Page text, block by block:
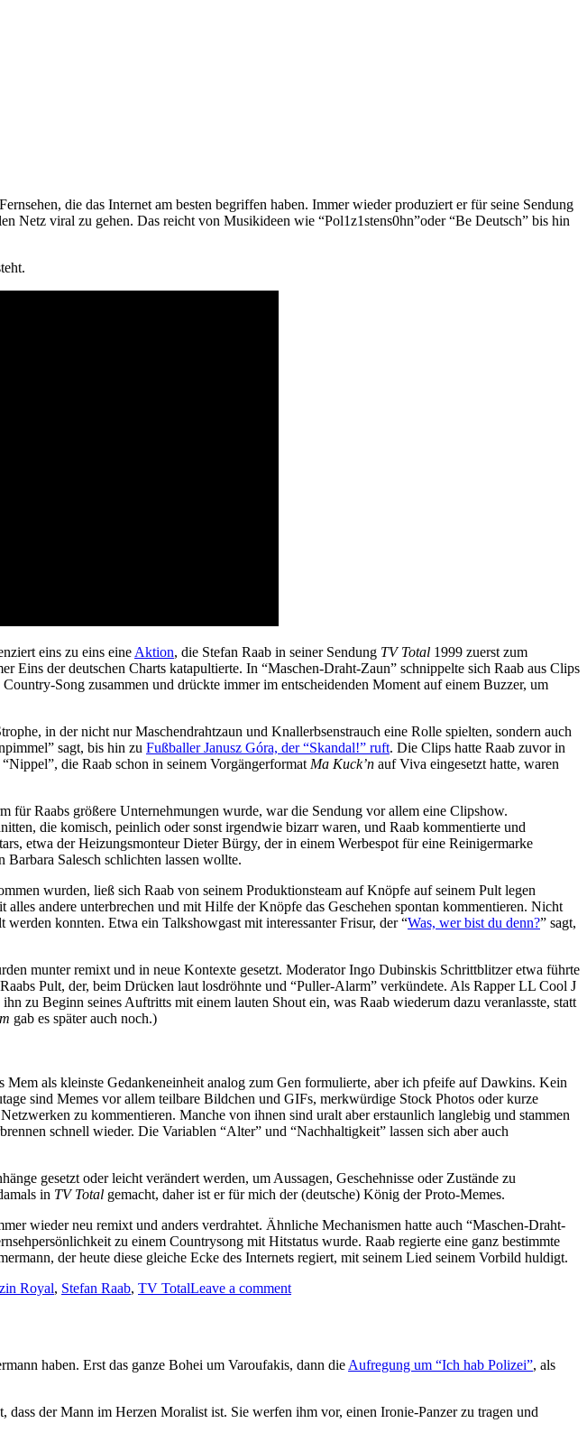
die das Internet am besten begriffen haben. Immer wieder produziert er für seine Sendung
Netz viral zu gehen. Das reicht von Musikideen wie “Pol1z1stens0hn”oder “Be Deutsch” bis hin
eins zu eins eine Aktion, die Stefan Raab in seiner Sendung TV Total 1999 zuerst zum
Eins der deutschen Charts katapultierte. In “Maschen-Draht-Zaun” schnippelte sich Raab aus Clips
Song zusammen und drückte immer im entscheidenden Moment auf einem Buzzer, um
in der nicht nur Maschendrahtzaun und Knallerbsenstrauch eine Rolle spielten, sondern auch
sagt, bis hin zu Fußballer Janusz Góra, der “Skandal!” ruft. Die Clips hatte Raab zuvor in
die Raab schon in seinem Vorgängerformat Ma Kuck’n auf Viva eingesetzt hatte, waren
Raabs größere Unternehmungen wurde, war die Sendung vor allem eine Clipshow.
die komisch, peinlich oder sonst irgendwie bizarr waren, und Raab kommentierte und
etwa der Heizungsmonteur Dieter Bürgy, der in einem Werbespot für eine Reinigermarke
Salesch schlichten lassen wollte.
wurden, ließ sich Raab von seinem Produktionsteam auf Knöpfe auf seinem Pult legen
andere unterbrechen und mit Hilfe der Knöpfe das Geschehen spontan kommentieren. Nicht
konnten. Etwa ein Talkshowgast mit interessanter Frisur, der “Was, wer bist du denn?” sagt,
munter remixt und in neue Kontexte gesetzt. Moderator Ingo Dubinskis Schrittblitzer etwa führte
Pult, der, beim Drücken laut losdröhnte und “Puller-Alarm” verkündete. Als Rapper LL Cool J
zu Beginn seines Auftritts mit einem lauten Shout ein, was Raab wiederum dazu veranlasste, statt
gab es später auch noch.)
als kleinste Gedankeneinheit analog zum Gen formulierte, aber ich pfeife auf Dawkins. Kein
sind Memes vor allem teilbare Bildchen und GIFs, merkwürdige Stock Photos oder kurze
zu kommentieren. Manche von ihnen sind uralt aber erstaunlich langlebig und stammen
schnell wieder. Die Variablen “Alter” und “Nachhaltigkeit” lassen sich aber auch
gesetzt oder leicht verändert werden, um Aussagen, Geschehnisse oder Zustände zu
in TV Total gemacht, daher ist er für mich der (deutsche) König der Proto-Memes.
wieder neu remixt und anders verdrahtet. Ähnliche Mechanismen hatte auch “Maschen-Draht-
zu einem Countrysong mit Hitstatus wurde. Raab regierte eine ganz bestimmte
der heute diese gleiche Ecke des Internets regiert, mit seinem Lied seinem Vorbild huldigt.
Royal, Stefan Raab, TV TotalLeave a commenton
Proto-
haben. Erst das ganze Bohei um Varoufakis, dann die Aufregung um “Ich hab Polizei”, als
der Mann im Herzen Moralist ist. Sie werfen ihm vor, einen Ironie-Panzer zu tragen und